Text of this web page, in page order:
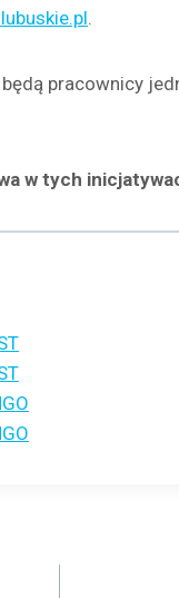
.
pracownicy
w tych